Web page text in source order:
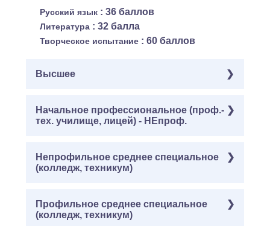
Русский язык : 36 баллов
Литература : 32 балла
Творческое испытание : 60 баллов
Высшее
Обязательные( Письменное тестирование ):
Русский язык: 36 баллов
баллов
Творческое испытание
Начальное профессиональное (проф.-
тех. училище, лицей) - НЕпроф.
Обязательные( Письменное тестирование ):
Русский язык: 36 баллов
баллов
Творческое испытание
Непрофильное среднее специальное
(колледж, техникум)
Обязательные( Письменное тестирование ):
Русский язык: 36 баллов
Профильное среднее специальное
(колледж, техникум)